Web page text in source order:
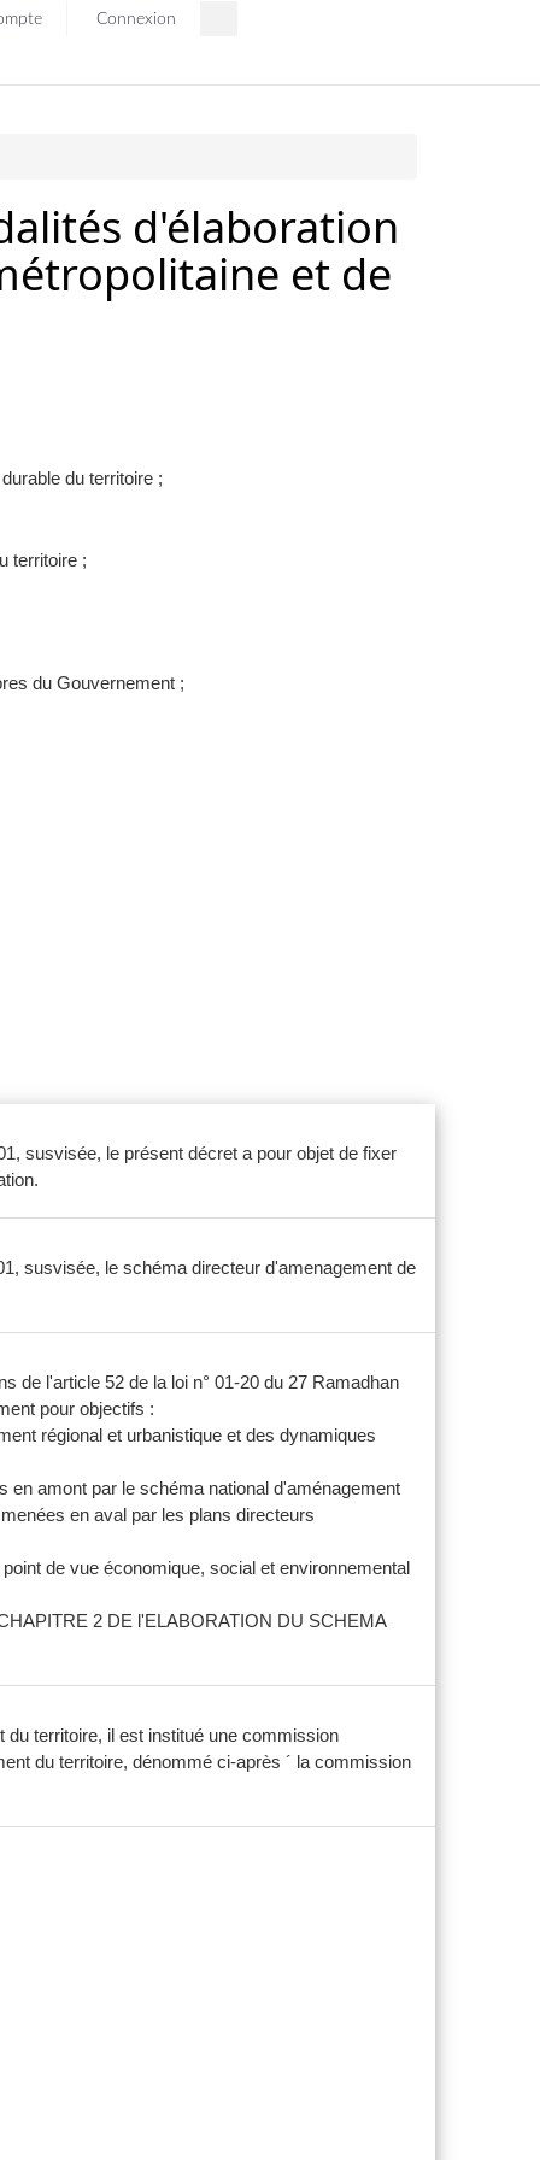
Connexion
d'élaboration
et de
du territoire ;
territoire ;
du Gouvernement ;
susvisée, le présent décret a pour objet de fixer
susvisée, le schéma directeur d'amenagement de
de l'article 52 de la loi n° 01-20 du 27 Ramadhan
pour objectifs :
régional et urbanistique et des dynamiques
en amont par le schéma national d'aménagement
en aval par les plans directeurs
de vue économique, social et environnemental
2 DE l'ELABORATION DU SCHEMA
territoire, il est institué une commission
du territoire, dénommé ci-après ´ la commission